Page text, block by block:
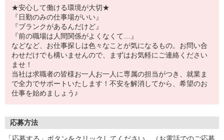
★安心して働ける環境が大切★
『日勤のみの仕事場がいい』
『ブランクがあるんだけど』
『前の職場は人間関係がよくなくて…』
などなど、お仕事探しは色々なことが気になるもの。お問い合
わせだけでも構いませんので、まずはお気軽にご連絡ください
ませ！
当社は求職者の皆様お一人お一人に専属の担当がつき、就業ま
で全力でサポートいたします！不安を解消してから、希望のお
仕事を始めましょう♪
応募方法